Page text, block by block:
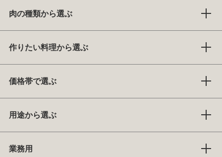
肉の種類から選ぶ
作りたい料理から選ぶ
価格帯で選ぶ
用途から選ぶ
業務用